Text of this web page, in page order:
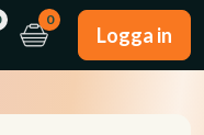
0
Logga in